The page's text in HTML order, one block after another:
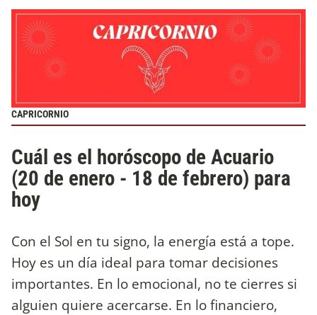
CAPRICORNIO
Cuál es el horóscopo de Acuario
(20 de enero - 18 de febrero) para
hoy
Con el Sol en tu signo, la energía está a tope.
Hoy es un día ideal para tomar decisiones
importantes. En lo emocional, no te cierres si
alguien quiere acercarse. En lo financiero,